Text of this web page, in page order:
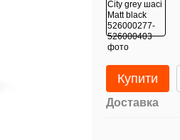
Купити
Доставка